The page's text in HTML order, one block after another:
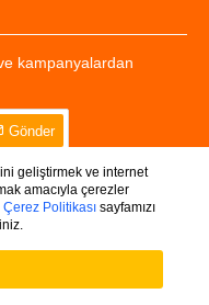
kampanyalardan
Gönder
Saklıdır.
geliştirmek ve internet
amacıyla çerezler
Çerez Politikasısayfamızı